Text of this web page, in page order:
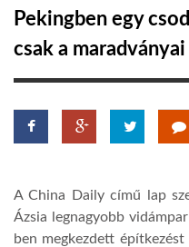
TROPICALMAGAZIN
A NAP SZÉPE
Pekingben egy
csak a
A China Daily című lap
Ázsia legnagyobb
ben megkezdett